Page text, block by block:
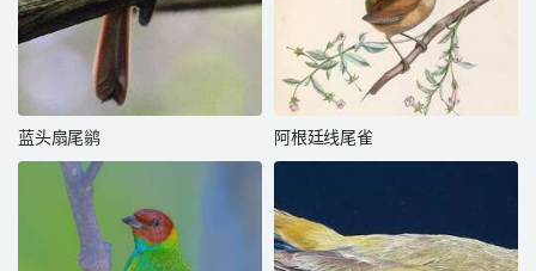
蓝头扇尾鹟 阿根廷线尾雀